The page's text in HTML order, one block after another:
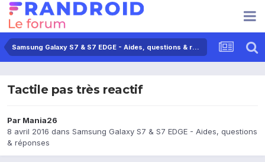
Samsung Galaxy S7 & S7 EDGE - Aides, questions & réponses
Tactile pas très reactif
Par Mania26
8 avril 2016 dans Samsung Galaxy S7 & S7 EDGE - Aides, questions
& réponses